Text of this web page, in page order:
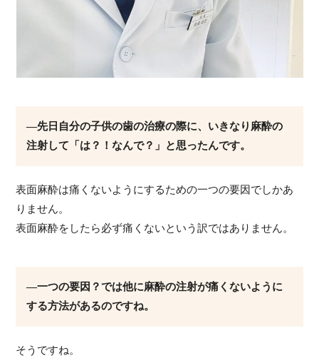
―先日自分の子供の歯の治療の際に、いきなり麻酔の
注射して「は？！なんで？」と思ったんです。
表面麻酔は痛くないようにするための一つの要因でしかあ
りません。
表面麻酔をしたら必ず痛くないという訳ではありません。
―一つの要因？では他に麻酔の注射が痛くないように
する方法があるのですね。
そうですね。